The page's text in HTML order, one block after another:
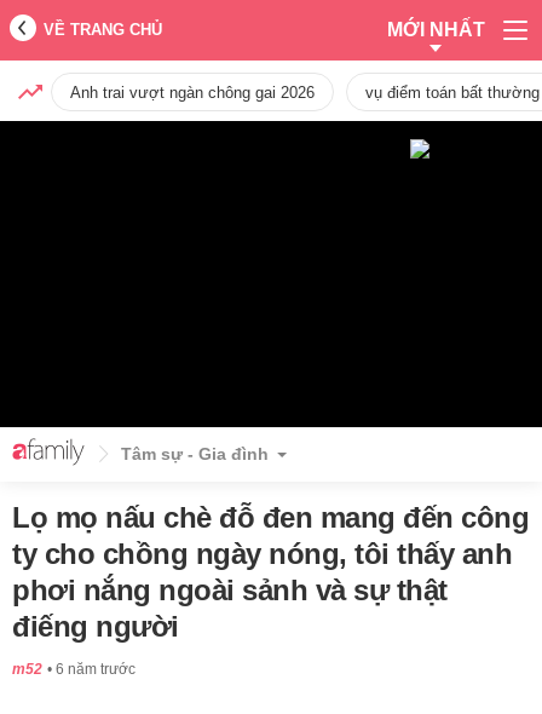
VỀ TRANG CHỦ MỚI NHẤT
Anh trai vượt ngàn chông gai 2026 vụ điểm toán bất
Tâm sự - Gia đình
Lọ mọ nấu chè đỗ đen mang đến công
ty cho chồng ngày nóng, tôi thấy anh
phơi nắng ngoài sảnh và sự thật
điếng người
m52 6 năm trước